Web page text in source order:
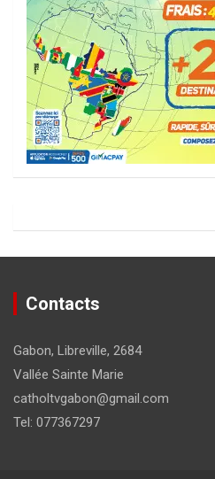
Contacts
Gabon, Libreville, 2684
Vallée Sainte Marie
catholtvgabon@gmail.com
Tel: 077367297